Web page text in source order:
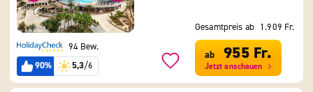
94 Bew.
90%
5,3/6
Gesamtpreis ab 1.909 Fr.
ab 955 Fr.
Jetzt anschauen